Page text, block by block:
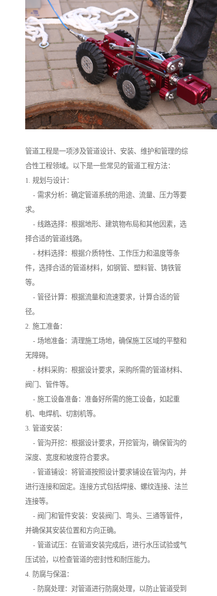
管道工程是一项涉及管道设计、安装、维护和管理的综
合性工程领域。以下是一些常见的管道工程方法：
1. 规划与设计：
- 需求分析：确定管道系统的用途、流量、压力等要
求。
- 线路选择：根据地形、建筑物布局和其他因素，选
择合适的管道线路。
- 材料选择：根据介质特性、工作压力和温度等条
件，选择合适的管道材料，如钢管、塑料管、铸铁管
等。
- 管径计算：根据流量和流速要求，计算合适的管
径。
2. 施工准备：
- 场地准备：清理施工场地，确保施工区域的平整和
无障碍。
- 材料采购：根据设计要求，采购所需的管道材料、
阀门、管件等。
- 施工设备准备：准备好所需的施工设备，如起重
机、电焊机、切割机等。
3. 管道安装：
- 管沟开挖：根据设计要求，开挖管沟，确保管沟的
深度、宽度和坡度符合要求。
- 管道铺设：将管道按照设计要求铺设在管沟内，并
进行连接和固定。连接方式包括焊接、螺纹连接、法兰
连接等。
- 阀门和管件安装：安装阀门、弯头、三通等管件，
并确保其安装位置和方向正确。
- 管道试压：在管道安装完成后，进行水压试验或气
压试验，以检查管道的密封性和耐压能力。
4. 防腐与保温：
- 防腐处理：对管道进行防腐处理，以防止管道受到